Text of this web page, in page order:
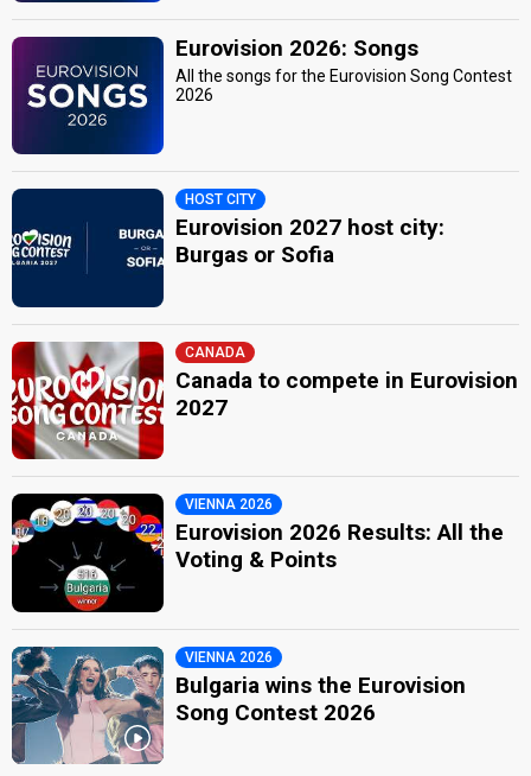
Eurovision 2026: Songs
All the songs for the Eurovision Song Contest
2026
HOST CITY
Eurovision 2027 host city:
Burgas or Sofia
CANADA
Canada to compete in Eurovision
2027
VIENNA 2026
Eurovision 2026 Results: All the
Voting & Points
VIENNA 2026
Bulgaria wins the Eurovision
Song Contest 2026